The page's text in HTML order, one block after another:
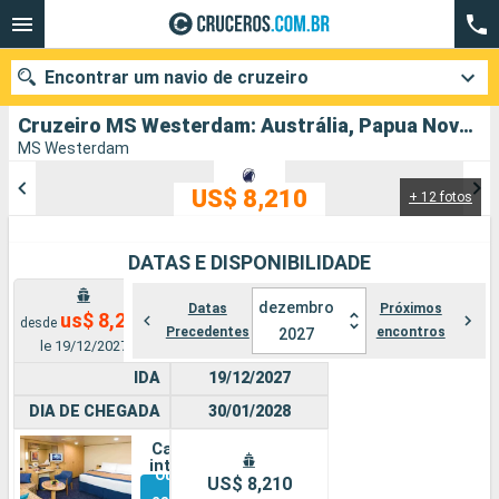
Cruzeiro MS Westerdam: Austrália, Papua Nova Guiné, Fidji (ilhas), Tonga, Nova Zelândia partindo de Sydney
MS Westerdam
+ 12 fotos
US$ 8,210
DATAS E DISPONIBILIDADE
desde us$ 8,210
le 19/12/2027
Datas
Precedentes
dezembro
2027
Próximos
encontros
IDA
DIA DE CHEGADA
Cabine
interna
Outras
19/12/2027
30/01/2028
US$ 8,210
Encontrar um navio de cruzeiro
Cidades Companhias
Pesquisar